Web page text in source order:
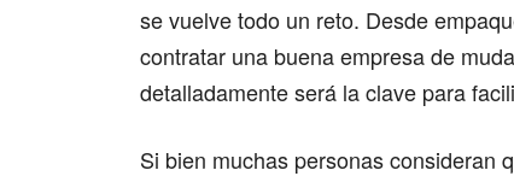
se vuelve todo un reto. Desde
contratar una buena empresa de
detalladamente será la clave para
Si bien muchas personas consideran